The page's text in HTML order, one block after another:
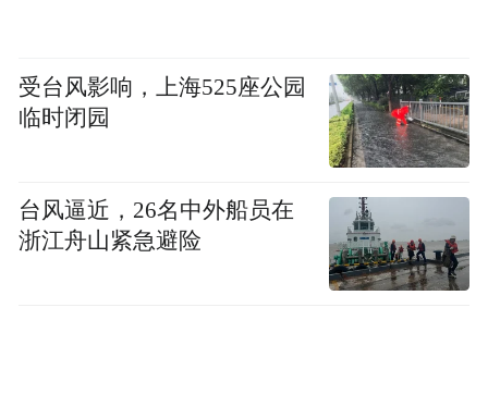
受台风影响，上海525座公园
临时闭园
台风逼近，26名中外船员在
浙江舟山紧急避险